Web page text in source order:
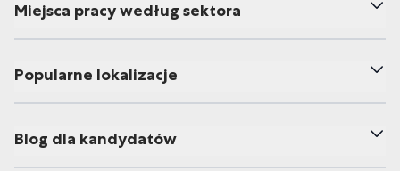
Miejsca pracy według sektora
Popularne lokalizacje
Blog dla kandydatów